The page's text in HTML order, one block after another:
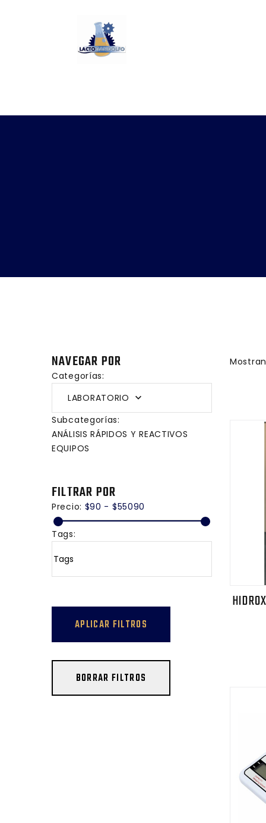
NAVEGAR POR
Categorías:
LABORATORIO
Subcategorías:
ANÁLISIS RÁPIDOS Y REACTIVOS
EQUIPOS
FILTRAR POR
Precio: $90 - $55090
Tags: